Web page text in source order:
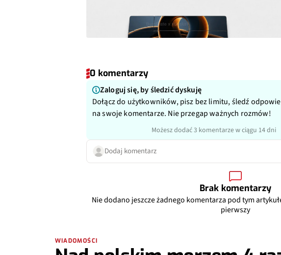
0 komentarzy
Zaloguj się, by śledzić dyskuję
Dołącz do użytkowników, pisz bez limitu, śledź
na swoje komentarze. Nie przegap ważnych rozmów!
Możesz dodać 3 komentarze w ciągu 14 dni
Dodaj komentarz
Brak komentarzy
Nie dodano jeszcze żadnego komentarza pod tym
pierwszy
WIADOMOŚCI